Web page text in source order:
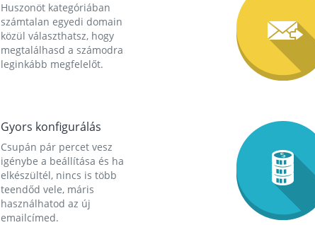
Huszonöt kategóriában
számtalan egyedi domain
közül választhatsz, hogy
megtalálhasd a számodra
leginkább megfelelőt.
Gyors konfigurálás
Csupán pár percet vesz
igénybe a beállítása és ha
elkészültél, nincs is több
teendőd vele, máris
használhatod az új
emailcímed.